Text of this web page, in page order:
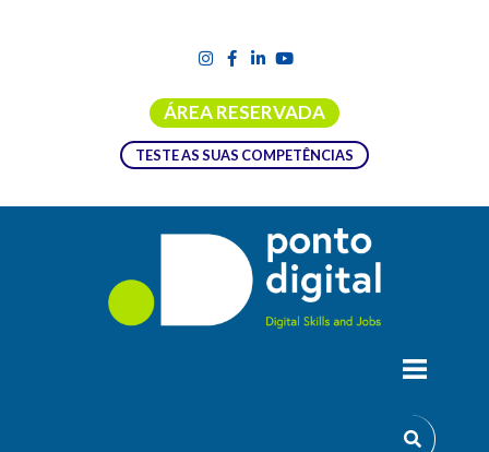
ÁREA RESERVADA
TESTE AS SUAS COMPETÊNCIAS